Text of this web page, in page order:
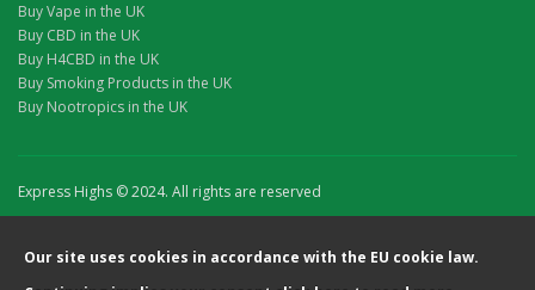
Buy Vape in the UK
Buy CBD in the UK
Buy H4CBD in the UK
Buy Smoking Products in the UK
Buy Nootropics in the UK
Express Highs © 2024. All rights are reserved
Our site uses cookies in accordance with the EU cookie law.